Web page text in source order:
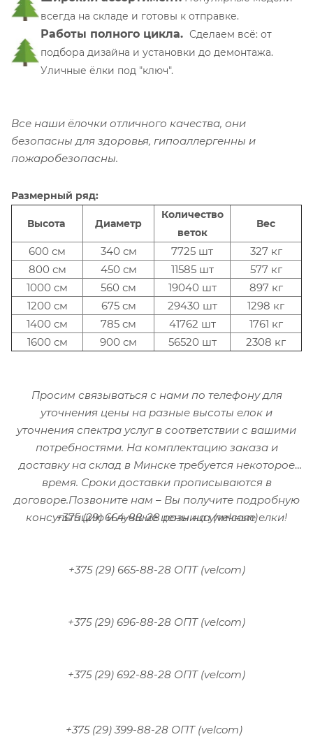
всегда на складе и готовы к отправке.
Работы полного цикла. Сделаем всё: от
подбора дизайна и установки до демонтажа.
Уличные ёлки под "ключ".
Все наши ёлочки отличного качества, они
безопасны для здоровья, гипоаллергенны и
пожаробезопасны.
Размерный ряд:
Высота Диаметр
Количество
веток
Вес
600 см 340 см 7725 шт
327 кг
800 см
450 см 11585 шт
577 кг
1000 см
560 см 19040 шт
897 кг
1200 см
675 см 29430 шт
1298 кг
1400 см
785 см 41762 шт
1761 кг
1600 см
900 см 56520 шт 2308 кг
Просим связываться с нами по телефону для
уточнения цены на разные высоты елок и
уточнения спектра услуг в соответствии с вашими
потребностями. На комплектацию заказа и
доставку на склад в Минске требуется некоторое
время. Сроки доставки прописываются в
договоре.Позвоните нам – Вы получите подробную
консультацию и лучшие цены на уличные елки!
+375 (29) 664-88-28 розница (velcom)
+375 (29) 665-88-28 ОПТ (velcom)
+375 (29) 696-88-28 ОПТ (velcom)
+375 (29) 692-88-28 ОПТ (velcom)
+375 (29) 399-88-28 ОПТ (velcom)